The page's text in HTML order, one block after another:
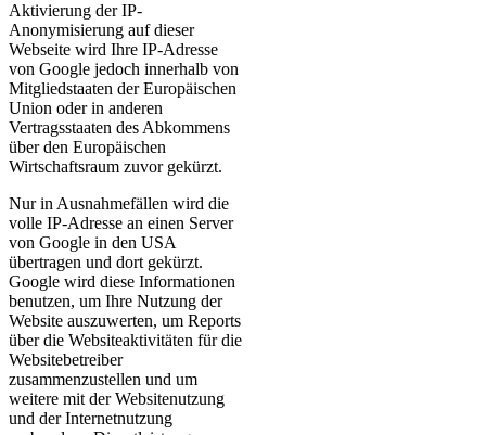
Aktivierung der IP-
Anonymisierung auf dieser
Webseite wird Ihre IP-Adresse
von Google jedoch innerhalb von
Mitgliedstaaten der Europäischen
Union oder in anderen
Vertragsstaaten des Abkommens
über den Europäischen
Wirtschaftsraum zuvor gekürzt.
Nur in Ausnahmefällen wird die
volle IP-Adresse an einen Server
von Google in den USA
übertragen und dort gekürzt.
Google wird diese Informationen
benutzen, um Ihre Nutzung der
Website auszuwerten, um Reports
über die Websiteaktivitäten für die
Websitebetreiber
zusammenzustellen und um
weitere mit der Websitenutzung
und der Internetnutzung